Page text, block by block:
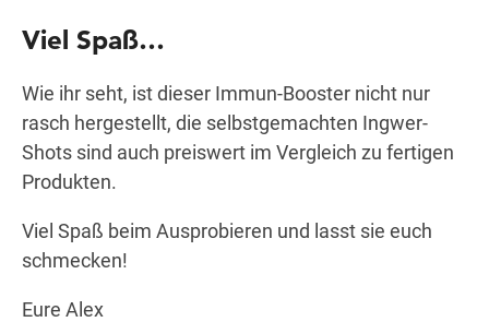
Viel Spaß…
Wie ihr seht, ist dieser Immun-Booster nicht nur
rasch hergestellt, die selbstgemachten Ingwer-
Shots sind auch preiswert im Vergleich zu fertigen
Produkten.
Viel Spaß beim Ausprobieren und lasst sie euch
schmecken!
Eure Alex